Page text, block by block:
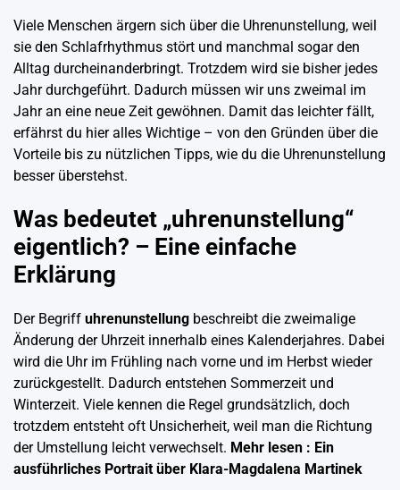
Viele Menschen ärgern sich über die Uhrenunstellung, weil
sie den Schlafrhythmus stört und manchmal sogar den
Alltag durcheinanderbringt. Trotzdem wird sie bisher jedes
Jahr durchgeführt. Dadurch müssen wir uns zweimal im
Jahr an eine neue Zeit gewöhnen. Damit das leichter fällt,
erfährst du hier alles Wichtige – von den Gründen über die
Vorteile bis zu nützlichen Tipps, wie du die Uhrenunstellung
besser überstehst.
Was bedeutet „uhrenunstellung“
eigentlich? – Eine einfache
Erklärung
Der Begriff uhrenunstellung beschreibt die zweimalige
Änderung der Uhrzeit innerhalb eines Kalenderjahres. Dabei
wird die Uhr im Frühling nach vorne und im Herbst wieder
zurückgestellt. Dadurch entstehen Sommerzeit und
Winterzeit. Viele kennen die Regel grundsätzlich, doch
trotzdem entsteht oft Unsicherheit, weil man die Richtung
der Umstellung leicht verwechselt. Mehr lesen : Ein
ausführliches Portrait über Klara-Magdalena Martinek